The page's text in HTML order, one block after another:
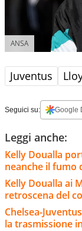
ANSA
Juventus
Seguici su: Google
Leggi anche:
Kelly Doualla
neanche il fumo
Kelly Doualla ai
retroscena del
Chelsea-
la trasmissione